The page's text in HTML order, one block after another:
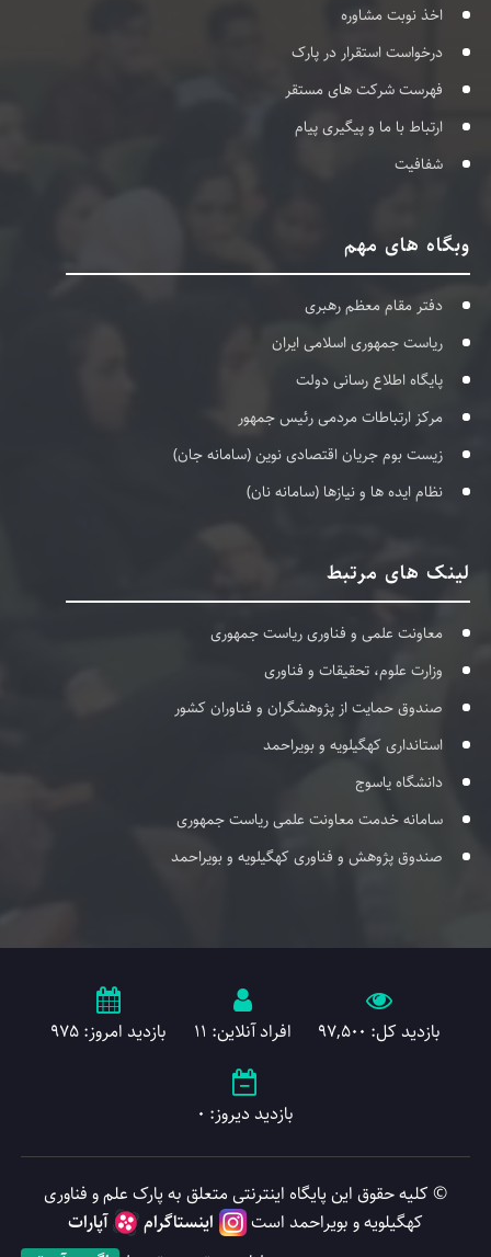
اخذ نوبت مشاوره
درخواست استقرار در پارک
فهرست شرکت های مستقر
ارتباط با ما و پیگیری پیام
شفافیت
وبگاه های مهم
دفتر مقام معظم رهبری
ریاست جمهوری اسلامی ایران
پایگاه اطلاع رسانی دولت
مرکز ارتباطات مردمی رئیس جمهور
زیست بوم جریان اقتصادی نوین (سامانه جان)
نظام ایده ها و نیازها (سامانه نان)
لینک های مرتبط
معاونت علمی و فناوری ریاست جمهوری
وزارت علوم، تحقیقات و فناوری
صندوق حمایت از پژوهشگران و فناوران کشور
استانداری کهگیلویه و بویراحمد
دانشگاه یاسوج
سامانه خدمت معاونت علمی ریاست جمهوری
صندوق پژوهش و فناوری کهگیلویه و بویراحمد
بازدید کل: 97,500 افراد آنلاین: 11 بازدید امروز: 975
بازدید دیروز: 0
© کلیه حقوق این پایگاه اینترنتی متعلق به پارک علم و فناوری
کهگیلویه و بویراحمد است
اینستاگرام
آپارات